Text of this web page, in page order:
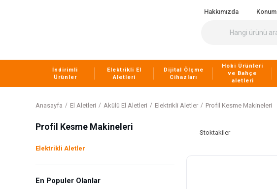
Hakkımızda Konum
İndirimli
Ürünler
Elektrikli El
Aletleri
Dijital Ölçme
Cihazları
Hobi Ürünleri
ve Bahçe
aletleri
Anasayfa El Aletleri Akülü El Aletleri Elektrikli Aletler Profil Kesme Makineleri
Profil Kesme Makineleri
Elektrikli Aletler
En Populer Olanlar
Stoktakiler